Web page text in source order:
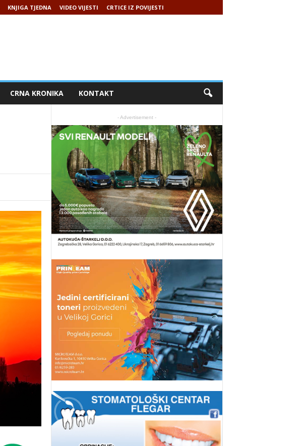
KNJIGA TJEDNA VIDEO VIJESTI CRTICE IZ POVIJESTI
CRNA KRONIKA KONTAKT
- Advertisement -